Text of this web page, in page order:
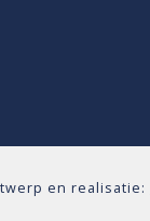
en realisatie: